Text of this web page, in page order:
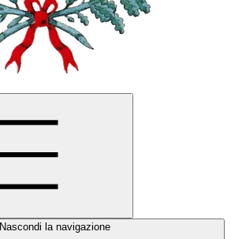
Nascondi la navigazione